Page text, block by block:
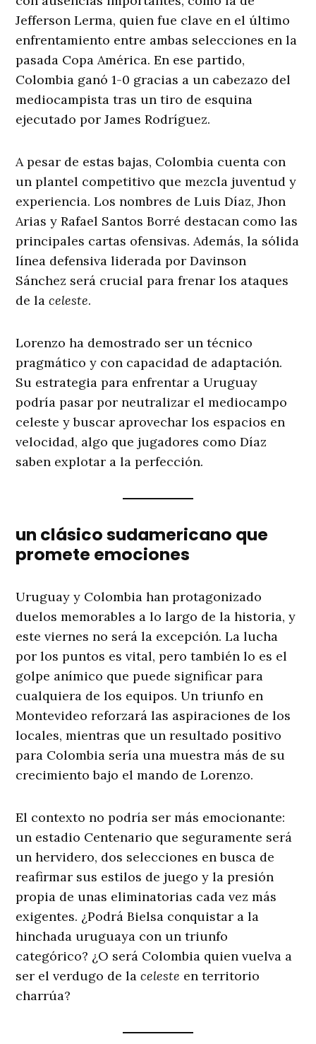
Jefferson Lerma, quien fue clave en el último
enfrentamiento entre ambas selecciones en la
pasada Copa América. En ese partido,
Colombia ganó 1-0 gracias a un cabezazo del
mediocampista tras un tiro de esquina
ejecutado por James Rodríguez.
A pesar de estas bajas, Colombia cuenta con
un plantel competitivo que mezcla juventud y
experiencia. Los nombres de Luis Díaz, Jhon
Arias y Rafael Santos Borré destacan como las
principales cartas ofensivas. Además, la sólida
línea defensiva liderada por Davinson
Sánchez será crucial para frenar los ataques
de laceleste.
Lorenzo ha demostrado ser un técnico
pragmático y con capacidad de adaptación.
Su estrategia para enfrentar a Uruguay
podría pasar por neutralizar el mediocampo
celeste y buscar aprovechar los espacios en
velocidad, algo que jugadores como Díaz
saben explotar a la perfección.
un clásico sudamericano que
promete emociones
Uruguay y Colombia han protagonizado
duelos memorables a lo largo de la historia, y
este viernes no será la excepción. La lucha
por los puntos es vital, pero también lo es el
golpe anímico que puede significar para
cualquiera de los equipos. Un triunfo en
Montevideo reforzará las aspiraciones de los
locales, mientras que un resultado positivo
para Colombia sería una muestra más de su
crecimiento bajo el mando de Lorenzo.
El contexto no podría ser más emocionante:
un estadio Centenario que seguramente será
un hervidero, dos selecciones en busca de
reafirmar sus estilos de juego y la presión
propia de unas eliminatorias cada vez más
exigentes. ¿Podrá Bielsa conquistar a la
hinchada uruguaya con un triunfo
categórico? ¿O será Colombia quien vuelva a
ser el verdugo de laceleste en territorio
charrúa?